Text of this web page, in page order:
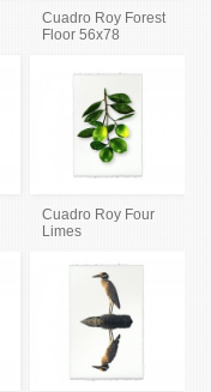
Cuadro Roy Forest
Floor 56x78
Cuadro Roy Four
Limes